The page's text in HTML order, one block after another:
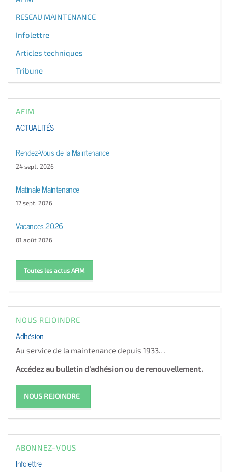
RESEAU MAINTENANCE
Infolettre
Articles techniques
Tribune
AFIM
ACTUALITÉS
Rendez-Vous de la Maintenance
24 sept. 2026
Matinale Maintenance
17 sept. 2026
Vacances 2026
01 août 2026
Toutes les actus AFIM
NOUS REJOINDRE
Adhésion
Au service de la maintenance depuis 1933…
Accédez au bulletin d'adhésion ou de renouvellement.
NOUS REJOINDRE
ABONNEZ-VOUS
Infolettre